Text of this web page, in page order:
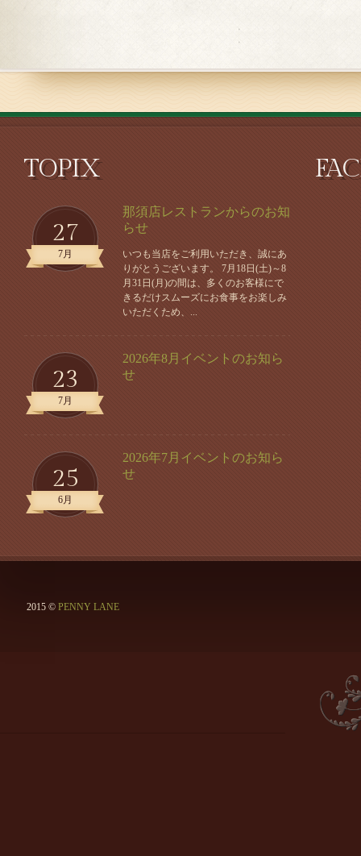
TOPIX
27
7月
那須店レストランからのお知
らせ
いつも当店をご利用いただき、誠にあ
りがとうございます。 7月18日(土)～8
月31日(月)の間は、多くのお客様にで
きるだけスムーズにお食事をお楽しみ
いただくため、...
23
7月
2026年8月イベントのお知ら
せ
25
6月
2026年7月イベントのお知ら
せ
2015 © PENNY LANE